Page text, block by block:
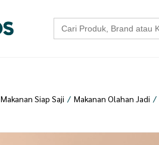
Search
for:
Makanan Siap Saji / Makanan Olahan Jadi /